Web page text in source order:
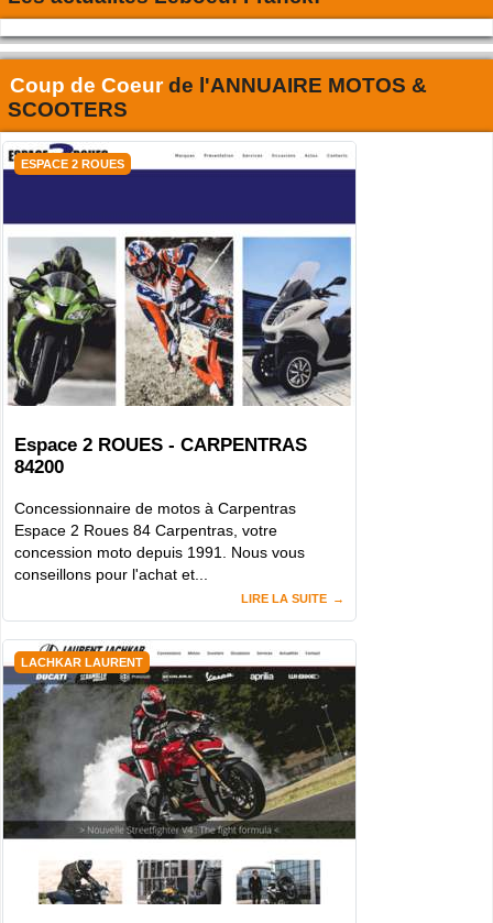
Coup de Coeurde l'ANNUAIRE MOTOS &
SCOOTERS
ESPACE 2 ROUES
Espace 2 ROUES - CARPENTRAS
84200
Concessionnaire de motos à Carpentras
Espace 2 Roues 84 Carpentras, votre
concession moto depuis 1991. Nous vous
conseillons pour l'achat et...
LIRE LA SUITE
LACHKAR LAURENT